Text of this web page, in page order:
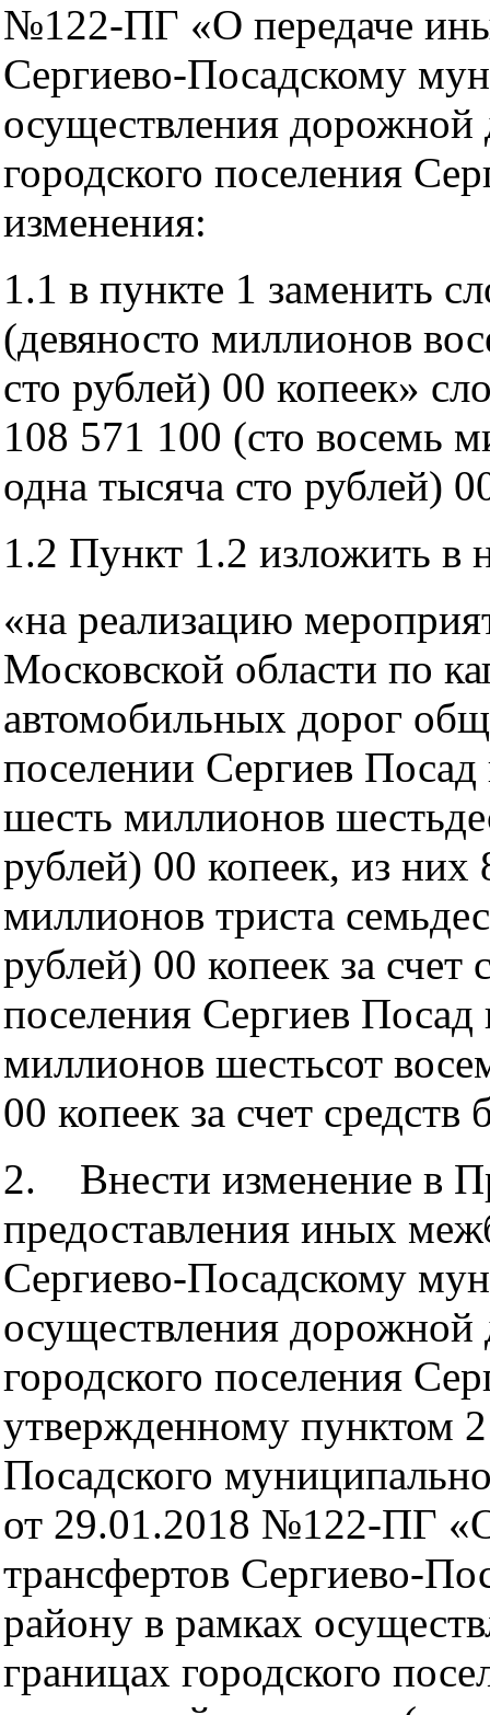
№122-ПГ «О передаче
Сергиево-Посадскому
осуществления дорожной
городского поселения
изменения:
1.1 в пункте 1 заменить
(девяносто миллионов
сто рублей) 00 копеек»
108 571 100 (сто восемь
одна тысяча сто рублей)
1.2 Пункт 1.2 изложить в
«на реализацию
Московской области по
автомобильных дорог
поселении Сергиев Посад
шесть миллионов
рублей) 00 копеек, из
миллионов триста
рублей) 00 копеек за счет
поселения Сергиев
миллионов шестьсот
00 копеек за счет
2. Внести изменение в
предоставления иных
Сергиево-Посадскому
осуществления дорожной
городского поселения
утвержденному пунктом
Посадского
от 29.01.2018 №122-ПГ
трансфертов Сергиево-
району в рамках
границах городского